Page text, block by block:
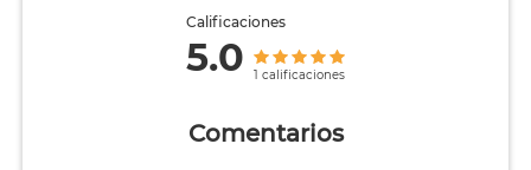
Comentarios
Calificaciones
5.0 1 calificaciones